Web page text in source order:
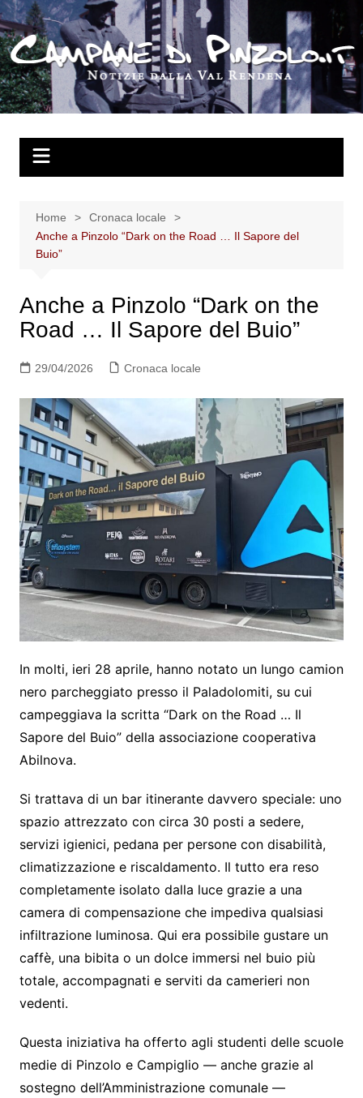
Salta
al
contenuto
Home
Cronaca locale
Anche a Pinzolo “Dark on the Road … Il Sapore del
Buio”
Anche a Pinzolo “Dark on the
Road … Il Sapore del Buio”
29/04/2026 Cronaca locale
In molti, ieri 28 aprile, hanno notato un lungo camion
nero parcheggiato presso il Paladolomiti, su cui
campeggiava la scritta “Dark on the Road … Il
Sapore del Buio” della associazione cooperativa
Abilnova.
Si trattava di un bar itinerante davvero speciale: uno
spazio attrezzato con circa 30 posti a sedere,
servizi igienici, pedana per persone con disabilità,
climatizzazione e riscaldamento. Il tutto era reso
completamente isolato dalla luce grazie a una
camera di compensazione che impediva qualsiasi
infiltrazione luminosa. Qui era possibile gustare un
caffè, una bibita o un dolce immersi nel buio più
totale, accompagnati e serviti da camerieri non
vedenti.
Questa iniziativa ha offerto agli studenti delle scuole
medie di Pinzolo e Campiglio — anche grazie al
sostegno dell’Amministrazione comunale —